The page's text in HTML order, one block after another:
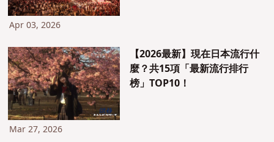
Apr 03, 2026
【2026最新】現在日本流行什
麼？共15項「最新流行排行
榜」TOP10！
Mar 27, 2026